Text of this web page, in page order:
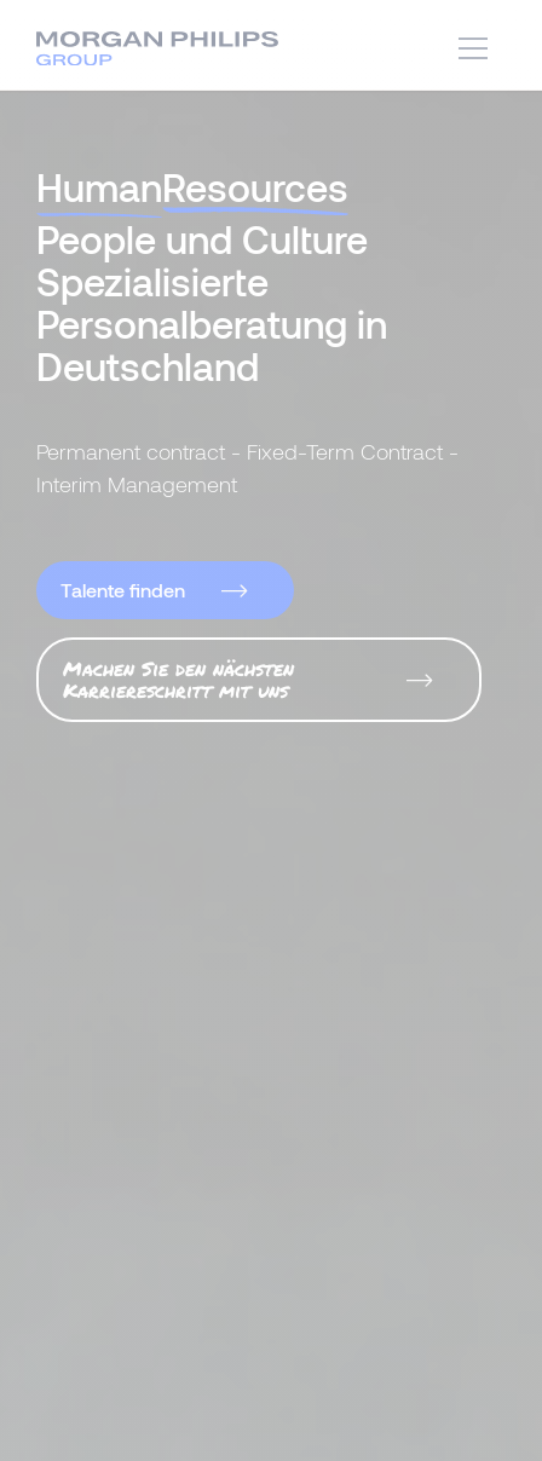
HumanResources
People und Culture
Spezialisierte
Personalberatung in
Deutschland
Permanent contract - Fixed-Term Contract -
Interim Management
Talente finden
Machen Sie den nächsten
Karriereschritt mit uns